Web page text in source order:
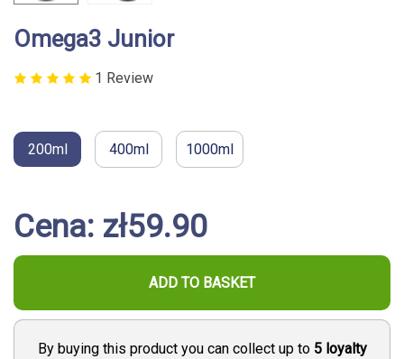
Omega3 Junior
1 Review
200ml 400ml 1000ml
Cena: zł59.90
ADD TO BASKET
By buying this product you can collect up to 5loyalty